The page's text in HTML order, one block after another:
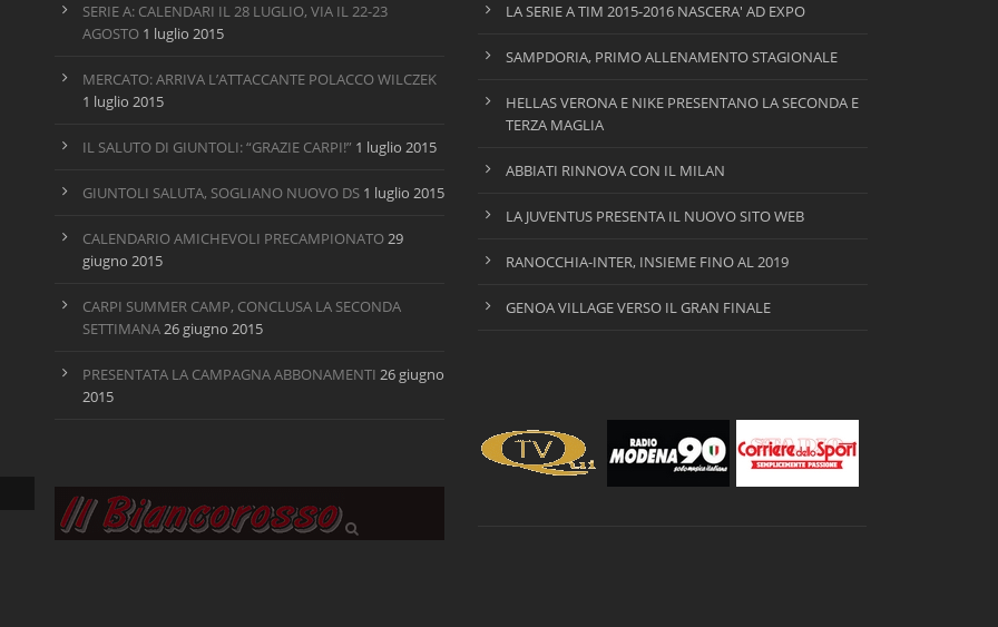
SERIE A: CALENDARI IL 28 LUGLIO, VIA IL 22-23
AGOSTO 1 luglio 2015
MERCATO: ARRIVA L’ATTACCANTE POLACCO WILCZEK
1 luglio 2015
IL SALUTO DI GIUNTOLI: “GRAZIE CARPI!” 1 luglio 2015
GIUNTOLI SALUTA, SOGLIANO NUOVO DS 1 luglio 2015
CALENDARIO AMICHEVOLI PRECAMPIONATO29
giugno 2015
CARPI SUMMER CAMP, CONCLUSA LA SECONDA
SETTIMANA26 giugno 2015
PRESENTATA LA CAMPAGNA ABBONAMENTI 26 giugno
2015
LA SERIE A TIM 2015-2016 NASCERA' AD EXPO
SAMPDORIA, PRIMO ALLENAMENTO STAGIONALE
HELLAS VERONA E NIKE PRESENTANO LA SECONDA E
TERZA MAGLIA
ABBIATI RINNOVA CON IL MILAN
LA JUVENTUS PRESENTA IL NUOVO SITO WEB
RANOCCHIA-INTER, INSIEME FINO AL 2019
GENOA VILLAGE VERSO IL GRAN FINALE